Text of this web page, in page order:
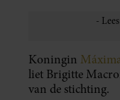
Koningin
liet Brigitte
van de stichting.